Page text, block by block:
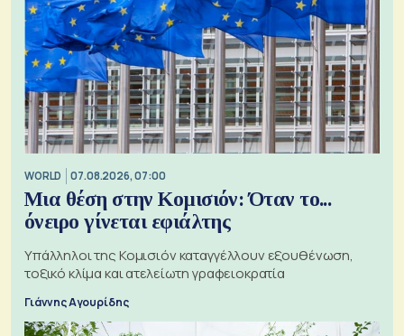
WORLD 07.08.2026, 07:00
Μια θέση στην Κομισιόν: Όταν το...
όνειρο γίνεται εφιάλτης
Υπάλληλοι της Κομισιόν καταγγέλλουν εξουθένωση,
τοξικό κλίμα και ατελείωτη γραφειοκρατία
Γιάννης Αγουρίδης